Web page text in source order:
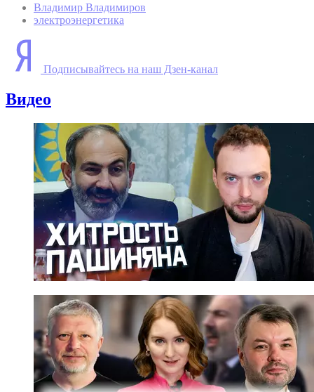
Владимир Владимиров
электроэнергетика
Подписывайтесь на наш Дзен-канал
Видео